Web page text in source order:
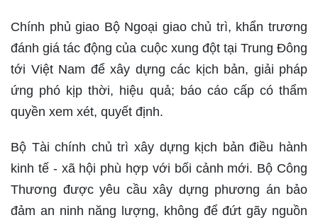
Chính phủ giao Bộ Ngoại giao chủ trì, khẩn trương
đánh giá tác động của cuộc xung đột tại Trung Đông
tới Việt Nam để xây dựng các kịch bản, giải pháp
ứng phó kịp thời, hiệu quả; báo cáo cấp có thẩm
quyền xem xét, quyết định.
Bộ Tài chính chủ trì xây dựng kịch bản điều hành
kinh tế - xã hội phù hợp với bối cảnh mới. Bộ Công
Thương được yêu cầu xây dựng phương án bảo
đảm an ninh năng lượng, không để đứt gãy nguồn